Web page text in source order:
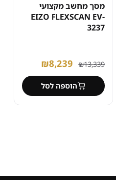
מסך מחשב מקצועי
EIZO FLEXSCAN EV-
3237
₪13,339
המחיר
המקורי
היה:
₪13,339.
₪8,239
הנוכחי
הוא:
₪8,239.
הוספה לסל